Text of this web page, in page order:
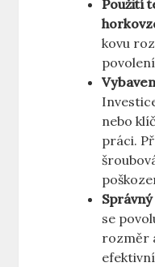
Použití
kovu
nebo
práci.
se
rozměr